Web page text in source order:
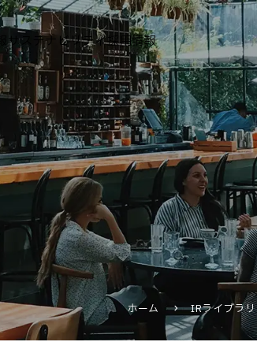
サステナビリティ採用情報
運営ホテル
IR・投資家情報
IRニュース
IRカレンダー
IRライブラリ
株式情報
財務・業績情報
IRイベント
ホーム IRライブラリ